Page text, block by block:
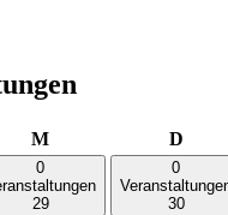
MMittwoch D
0
29
0
30